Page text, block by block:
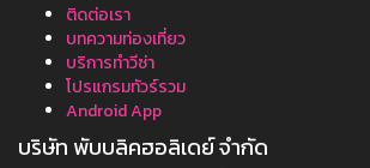
ติดต่อเรา
บทความท่องเที่ยว
บริการทำวีซ่า
โปรแกรมทัวร์รวม
Android App
บริษัท พับบลิคฮอลิเดย์ จำกัด